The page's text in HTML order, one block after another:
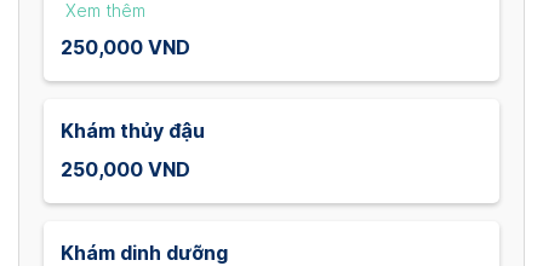
của trẻ
- Đánh giá các triệu chứng ho, sốt, phát ban, viêm
nhiễm đường ruột và những chuyên khoa khác
Xem thêm
250,000 VND
Khám thủy đậu
250,000 VND
Khám dinh dưỡng